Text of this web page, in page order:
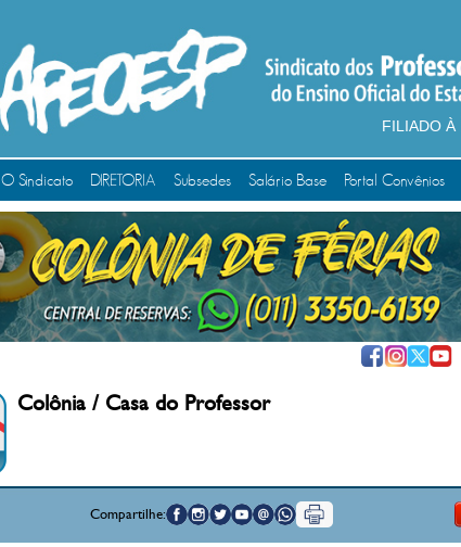
FILIADO À
O Sindicato DIRETORIA Subsedes Salário Base Portal Convênios
Colônia / Casa do Professor
Compartilhe: